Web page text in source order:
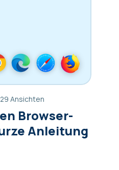
Ansichten
Browser-
Anleitung